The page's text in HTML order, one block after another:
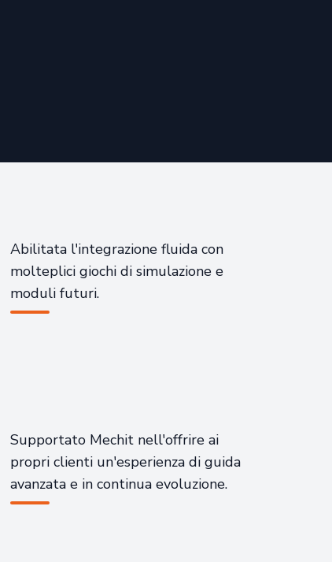
Abilitata l'integrazione fluida con
molteplici giochi di simulazione e
moduli futuri.
Supportato Mechit nell'offrire ai
propri clienti un'esperienza di guida
avanzata e in continua evoluzione.